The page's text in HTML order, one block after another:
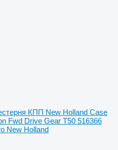
КПП New Holland Case
Fwd Drive Gear T50 516366
New Holland